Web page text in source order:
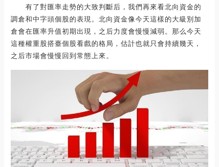
有了對匯率走勢的大致判斷后，我們再來看北向資金的
調倉和中字頭個股的表現。北向資金像今天這樣的大級別加
倉會在匯率升值初期出現，之后力度會慢慢減弱。那么今天
這種權重股搭臺個股看戲的格局，估計也就只會持續幾天，
之后市場會慢慢回到常態上來。